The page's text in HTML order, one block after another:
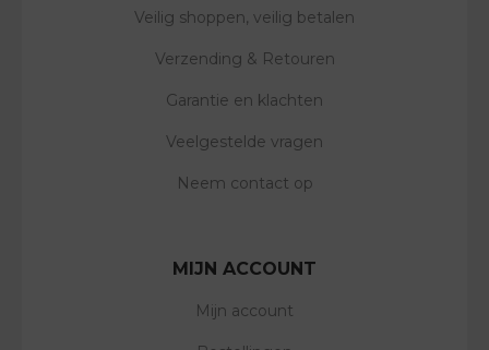
Veilig shoppen, veilig betalen
Verzending & Retouren
Garantie en klachten
Veelgestelde vragen
Neem contact op
MIJN ACCOUNT
Mijn account